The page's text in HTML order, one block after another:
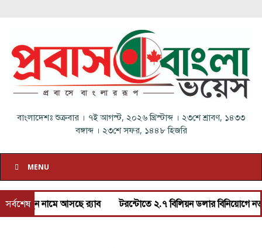
বাংলাদেশঃ শুক্রবার । ৭ই আগস্ট, ২০২৬ খ্রিস্টাব্দ । ২৩শে শ্রাবণ, ১৪৩৩
বঙ্গাব্দ। ২৩শে সফর, ১৪৪৮ হিজরি
MENU
সর্বশেষ
নতুন নামে আসছে র‌্যাব টরন্টোতে ২.৭ বিলিয়ন ডলার বিনিয়োগে নতুন